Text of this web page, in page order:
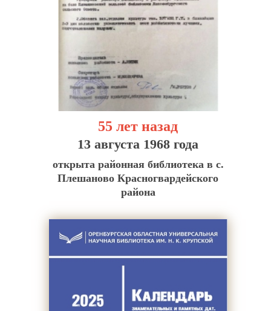
55 лет назад
13 августа 1968 года
открыта районная библиотека в с.
Плешаново Красногвардейского
района